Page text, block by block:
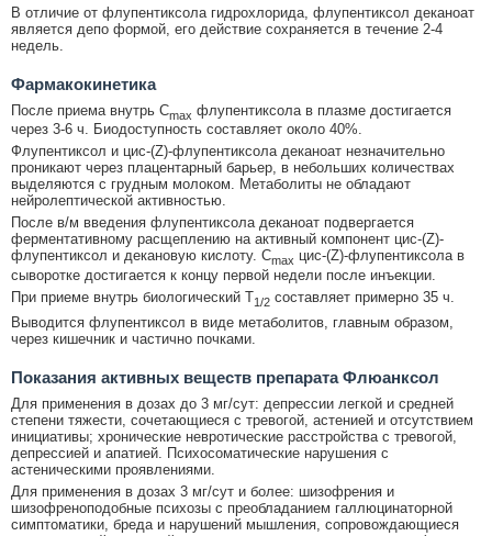
В отличие от флупентиксола гидрохлорида, флупентиксол деканоат
является депо формой, его действие сохраняется в течение 2-4
недель.
Фармакокинетика
После приема внутрь Cmax флупентиксола в плазме достигается
через 3-6 ч. Биодоступность составляет около 40%.
Флупентиксол и цис-(Z)-флупентиксола деканоат незначительно
проникают через плацентарный барьер, в небольших количествах
выделяются с грудным молоком. Метаболиты не обладают
нейролептической активностью.
После в/м введения флупентиксола деканоат подвергается
ферментативному расщеплению на активный компонент цис-(Z)-
флупентиксол и декановую кислоту. Cmax цис-(Z)-флупентиксола в
сыворотке достигается к концу первой недели после инъекции.
При приеме внутрь биологический T1/2 составляет примерно 35 ч.
Выводится флупентиксол в виде метаболитов, главным образом,
через кишечник и частично почками.
Показания активных веществ препарата Флюанксол
Для применения в дозах до 3 мг/сут: депрессии легкой и средней
степени тяжести, сочетающиеся с тревогой, астенией и отсутствием
инициативы; хронические невротические расстройства с тревогой,
депрессией и апатией. Психосоматические нарушения с
астеническими проявлениями.
Для применения в дозах 3 мг/сут и более: шизофрения и
шизофреноподобные психозы с преобладанием галлюцинаторной
симптоматики, бреда и нарушений мышления, сопровождающиеся